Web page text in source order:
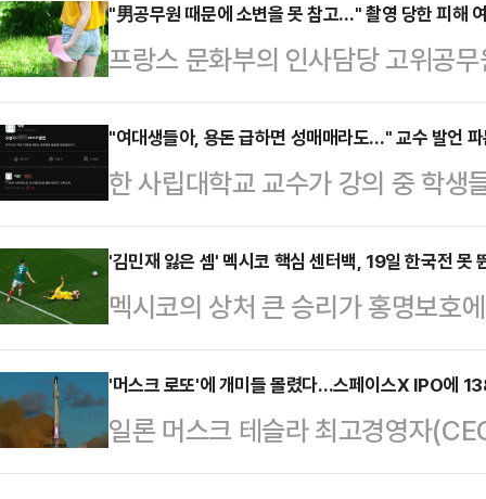
면 20일 수원지법 형사12부(박건
에 관한 법률 위반(사기), 사문서위
에게 징역 2년에 집행유예 4년을
(2021년 11월 사망)와 동거를 시
는 당시 전 부인과 이혼한 상태였고
해졌…
"男공무원 때문에 소변을 못 참고…" 촬영 당한 피해
프랑스 문화부의 인사담당 고위공
래 이뇨제를 먹이고 피해자들이 고
가학적 범죄가 최근 재조명되고 있
도 형사재판은 열리지 않고 있으며,
로 대학 강의를 나가고 컨설턴트로
등 주요 프랑스 언론매체와 미국
티앙 네그르는 고위공무원으로 재
접이나 회의 등을 미끼로…
"여대생들아, 용돈 급하면 성매매라도…" 교수 발언
한 사립대학교 교수가 강의 중 학생
해 소지가 다분한 모욕적 폭언을 일
다.25일 연합뉴스에 따르면 지난해
"우리나라 여성 10명 중 8명은 성
는 폭로글이 올라왔다.A 교수가 과
발언과 언어폭력을 자행했다는 학
적으로 피해 설문조사를 전개했다.
는 수업 중 "여학생들에…
'김민재 잃은 셈' 멕시코 핵심 센터백, 19일 한국전 못
멕시코의 상처 큰 승리가 홍명보호
독이 지휘하는 멕시코 축구대표팀
타디움에서 펼쳐진 ‘2026 FIFA 북
공화국(이하 남아공)을 2-0 완파했
조의 첫 번째 경기였다.8만여 관중
'머스크 로또'에 개미들 몰렸다…스페이스X IPO에
일론 머스크 테슬라 최고경영자
공개(IPO)를 앞두고 전 세계 투자